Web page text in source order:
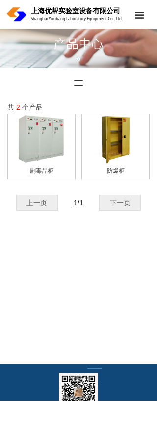
끀
首页
关于我们
联系我们
上海优帮实验室设备有限公司
Shanghai Youbang Laboratory Equipment Co., Ltd.
共 2 个产品
剧毒品柜 防爆柜
上一页 下一页
1/1
끀